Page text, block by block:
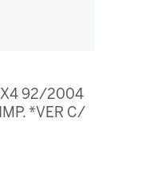
92/2004
*VER C/